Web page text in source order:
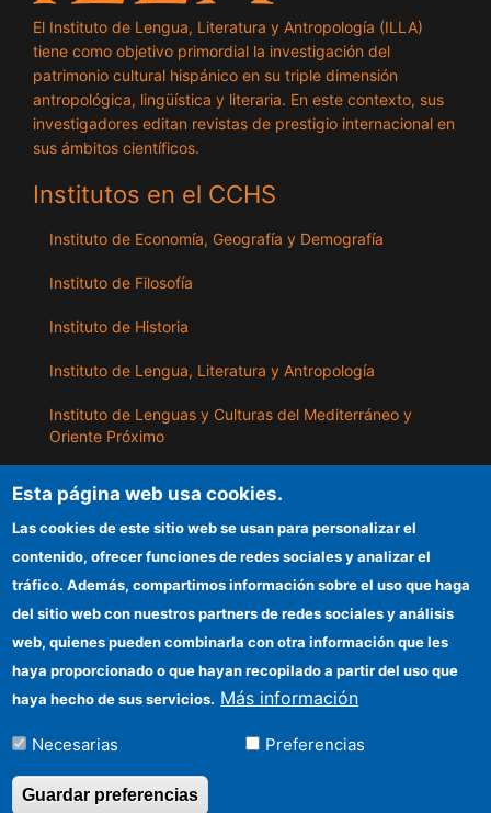
El Instituto de Lengua, Literatura y Antropología (ILLA)
tiene como objetivo primordial la investigación del
patrimonio cultural hispánico en su triple dimensión
antropológica, lingüística y literaria. En este contexto, sus
investigadores editan revistas de prestigio internacional en
sus ámbitos científicos.
Institutos en el CCHS
Instituto de Economía, Geografía y Demografía
Instituto de Filosofía
Instituto de Historia
Instituto de Lengua, Literatura y Antropología
Instituto de Lenguas y Culturas del Mediterráneo y
Oriente Próximo
ILLA
Información para proveedores
Organismos financiadores
Cómo llegar
Esta página web usa cookies.
Las cookies de este sitio web se usan para personalizar el
contenido, ofrecer funciones de redes sociales y analizar el
tráfico. Además, compartimos información sobre el uso que haga
del sitio web con nuestros partners de redes sociales y análisis
web, quienes pueden combinarla con otra información que les
haya proporcionado o que hayan recopilado a partir del uso que
haya hecho de sus servicios. Más información
Necesarias Preferencias
Guardar preferencias